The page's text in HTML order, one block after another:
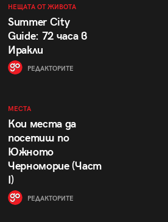
НЕЩАТА ОТ ЖИВОТА
Summer City
Guide: 72 часа в
Иракли
РЕДАКТОРИТЕ
МЕСТА
Кои места да
посетиш по
Южното
Черноморие (Част
I)
РЕДАКТОРИТЕ